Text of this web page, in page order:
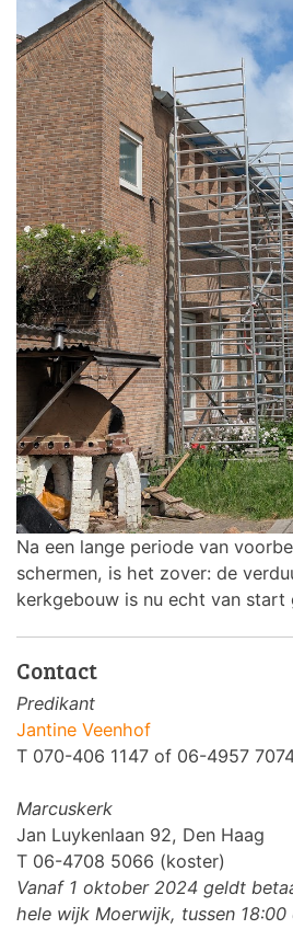
Na een lange periode van
schermen, is het zover: de
kerkgebouw is nu echt van start
Contact
Predikant
Jantine Veenhof
T 070-406 1147 of 06-4957
Marcuskerk
Jan Luykenlaan 92, Den Haag
T 06-4708 5066 (koster)
Vanaf 1 oktober 2024 geldt
hele wijk Moerwijk, tussen 18:00